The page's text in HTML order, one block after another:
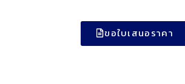
ขอใบเสนอราคา